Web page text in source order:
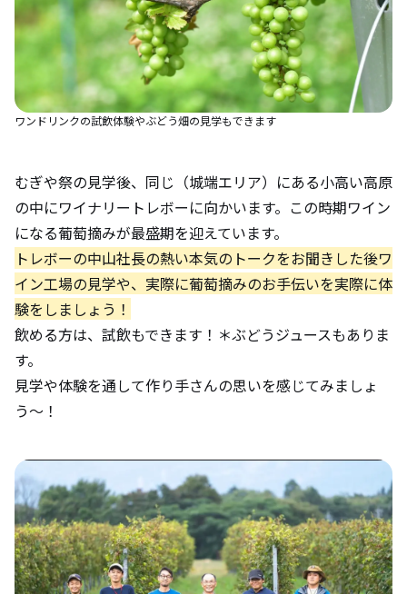
ワンドリンクの試飲体験やぶどう畑の見学もできます
むぎや祭の見学後、同じ（城端エリア）にある小高い高原
の中にワイナリートレボーに向かいます。この時期ワイン
になる葡萄摘みが最盛期を迎えています。
トレボーの中山社長の熱い本気のトークをお聞きした後ワ
イン工場の見学や、実際に葡萄摘みのお手伝いを実際に体
験をしましょう！
飲める方は、試飲もできます！＊ぶどうジュースもありま
す。
見学や体験を通して作り手さんの思いを感じてみましょ
う〜！